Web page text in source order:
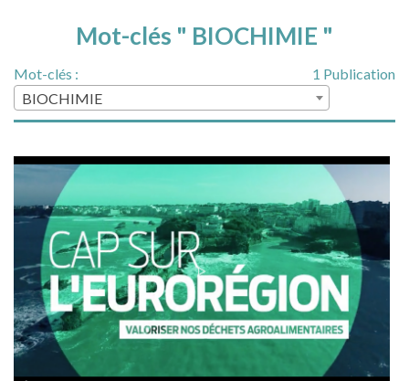
Mot-clés " BIOCHIMIE "
1 Publication
Mot-clés :
BIOCHIMIE